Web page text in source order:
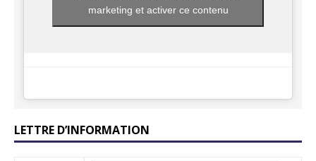
marketing et activer ce contenu
LETTRE D’INFORMATION